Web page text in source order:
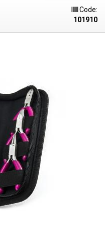
Code:
101910